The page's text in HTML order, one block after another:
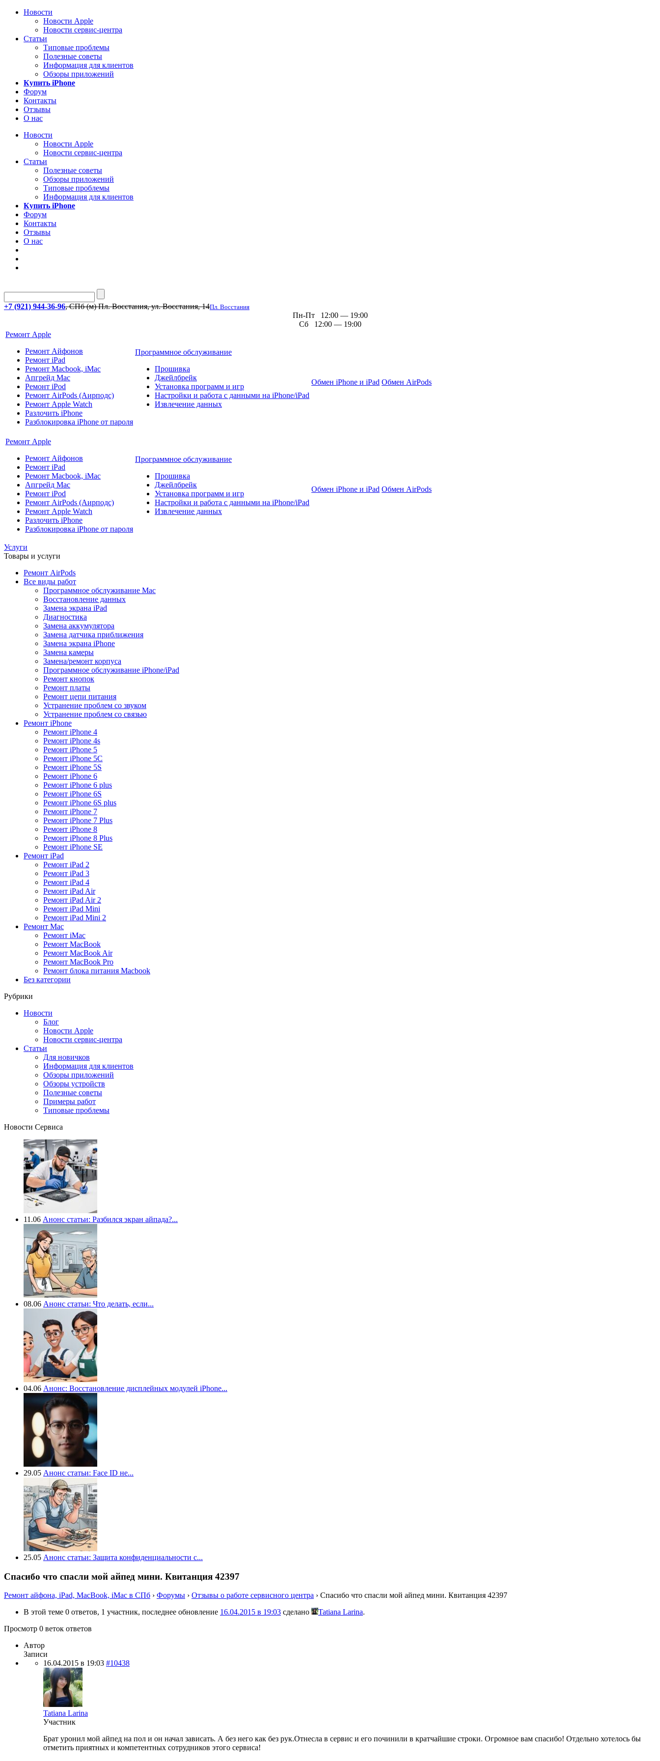
Новости
Новости Apple
Новости сервис-центра
Статьи
Типовые проблемы
Полезные советы
Информация для клиентов
Обзоры приложений
Купить iPhone
Форум
Контакты
Отзывы
О нас
Новости
Новости Apple
Новости сервис-центра
Статьи
Полезные советы
Обзоры приложений
Типовые проблемы
Информация для клиентов
Купить iPhone
Форум
Контакты
Отзывы
О нас
+7 (921) 944-36-96, СПб (м) Пл. Восстания, ул. Восстания, 14Пл. Восстания
Пн-Пт 12:00 — 19:00
Сб 12:00 — 19:00
Ремонт Apple
Ремонт Айфонов
Ремонт iPad
Ремонт Macbook, iMac
Апгрейд Mac
Ремонт iPod
Ремонт AirPods (Аирподс)
Ремонт Apple Watch
Разлочить iPhone
Разблокировка iPhone от пароля
Программное обслуживание
Прошивка
Джейлбрейк
Установка программ и игр
Настройки и работа с данными на iPhone/iPad
Извлечение данных
Обмен iPhone и iPad Обмен AirPods
Ремонт Apple
Ремонт Айфонов
Ремонт iPad
Ремонт Macbook, iMac
Апгрейд Mac
Ремонт iPod
Ремонт AirPods (Аирподс)
Ремонт Apple Watch
Разлочить iPhone
Разблокировка iPhone от пароля
Программное обслуживание
Прошивка
Джейлбрейк
Установка программ и игр
Настройки и работа с данными на iPhone/iPad
Извлечение данных
Обмен iPhone и iPad Обмен AirPods
Услуги
Товары и услуги
Ремонт AirPods
Все виды работ
Программное обслуживание Mac
Восстановление данных
Замена экрана iPad
Диагностика
Замена аккумулятора
Замена датчика приближения
Замена экрана iPhone
Замена камеры
Замена/ремонт корпуса
Программное обслуживание iPhone/iPad
Ремонт кнопок
Ремонт платы
Ремонт цепи питания
Устранение проблем со звуком
Устранение проблем со связью
Ремонт iPhone
Ремонт iPhone 4
Ремонт iPhone 4s
Ремонт iPhone 5
Ремонт iPhone 5C
Ремонт iPhone 5S
Ремонт iPhone 6
Ремонт iPhone 6 plus
Ремонт iPhone 6S
Ремонт iPhone 6S plus
Ремонт iPhone 7
Ремонт iPhone 7 Plus
Ремонт iPhone 8
Ремонт iPhone 8 Plus
Ремонт iPhone SE
Ремонт iPad
Ремонт iPad 2
Ремонт iPad 3
Ремонт iPad 4
Ремонт iPad Air
Ремонт iPad Air 2
Ремонт iPad Mini
Ремонт iPad Mini 2
Ремонт Mac
Ремонт iMac
Ремонт MacBook
Ремонт MacBook Air
Ремонт MacBook Pro
Ремонт блока питания Macbook
Без категории
Рубрики
Новости
Блог
Новости Apple
Новости сервис-центра
Статьи
Для новичков
Информация для клиентов
Обзоры приложений
Обзоры устройств
Полезные советы
Примеры работ
Типовые проблемы
Новости Сервиса
11.06 Анонс статьи: Разбился экран айпада?...
08.06 Анонс статьи: Что делать, если...
04.06 Анонс: Восстановление дисплейных модулей iPhone...
29.05 Анонс статьи: Face ID не...
25.05 Анонс статьи: Защита конфиденциальности с...
Спасибо что спасли мой айпед мини. Квитанция 42397
Ремонт айфона, iPad, MacBook, iMac в СПб › Форумы › Отзывы о работе сервисного центра › Спасибо что спасли мой айпед мини. Квитанция 42397
В этой теме 0 ответов, 1 участник, последнее обновление 16.04.2015 в 19:03 сделано Tatiana Larina.
Просмотр 0 веток ответов
Автор
Записи
16.04.2015 в 19:03 #10438
Tatiana Larina
Участник
Брат уронил мой айпед на пол и он начал зависать. А без него как без рук.Отнесла в сервис и его починили в кратчайшие строки. Огромное вам спасибо! Отдельно хотелось бы
отметить приятных и компетентных сотрудников этого сервиса!